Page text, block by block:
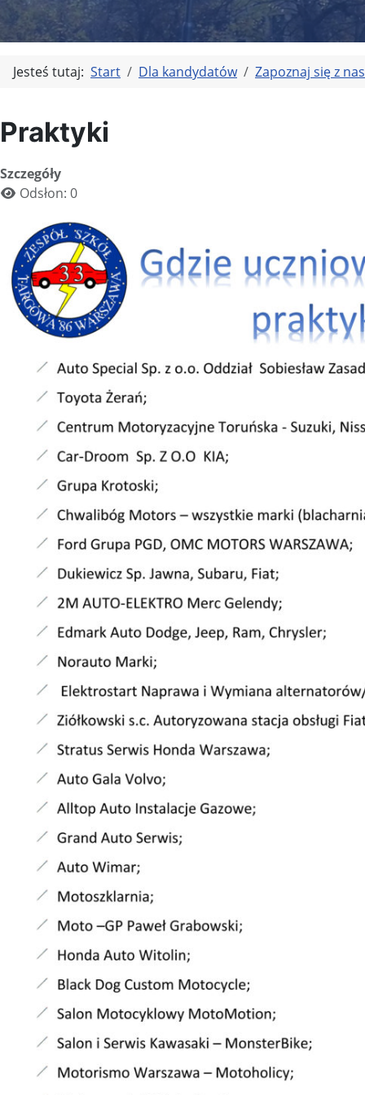
Jesteś tutaj: Start Dla kandydatów Zapoznaj się z
Praktyki
Szczegóły
Odsłon: 0